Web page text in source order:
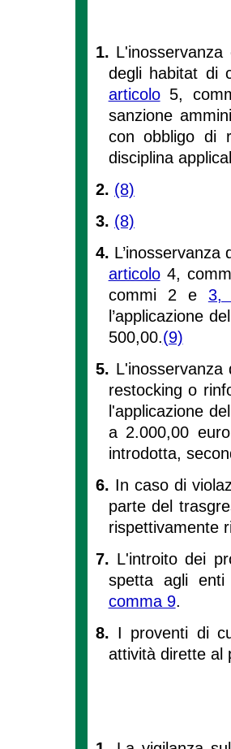
1.
degli habitat di
articolo5,
sanzione
con obbligo di
disciplina
2. (8)
3. (8)
4. L’inosservanza
articolo4,
commi 2 e 3,
l’applicazione
500,00.(9)
5. L'inosservanza
restocking o
l'applicazione
a 2.000,00
introdotta,
6. In caso di
parte del
rispettivamente
7. L'introito dei
spetta agli enti
comma 9.
8. I proventi di
attività dirette al